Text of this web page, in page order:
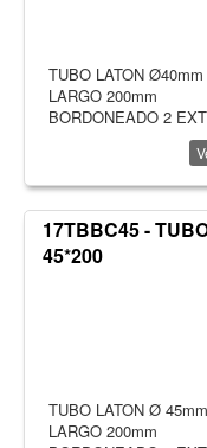
TUBO LATON Ø40mm
LARGO 200mm
BORDONEADO 2
17TBBC45 -
45*200
TUBO LATON Ø 45mm
LARGO 200mm